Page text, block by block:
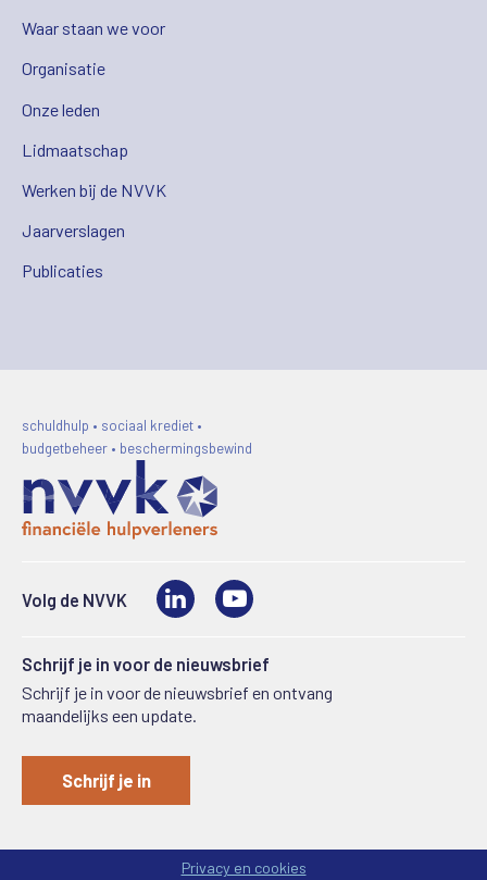
Waar staan we voor
Organisatie
Onze leden
Lidmaatschap
Werken bij de NVVK
Jaarverslagen
Publicaties
schuldhulp • sociaal krediet •
budgetbeheer • beschermingsbewind
Volg de NVVK LinkedIn
Schrijf je in voor de nieuwsbrief
Schrijf je in voor de nieuwsbrief en ontvang
maandelijks een update.
Schrijf je in
Privacy en cookies